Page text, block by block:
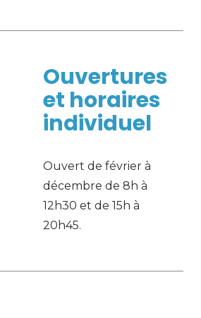
Ouvertures
et horaires
individuel
Ouvert de février à
décembre de 8h à
12h30 et de 15h à
20h45.